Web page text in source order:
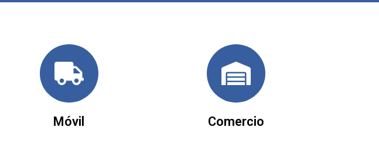
Móvil Comercio